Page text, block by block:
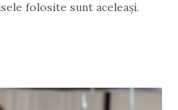
folosite sunt aceleași.